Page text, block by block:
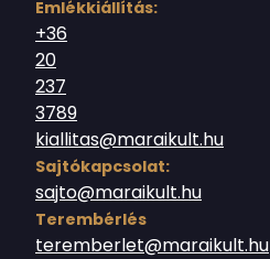
Emlékkiállítás:
+36
20
237
3789
kiallitas@maraikult.hu
Sajtókapcsolat:
sajto@maraikult.hu
Terembérlés
teremberlet@maraikult.hu